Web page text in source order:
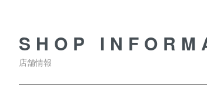
SHOP
店舗情報